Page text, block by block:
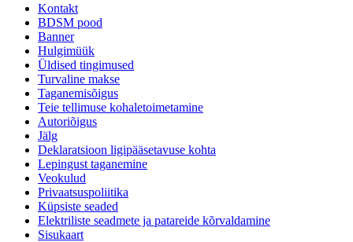
Kontakt
BDSM pood
Banner
Hulgimüük
Üldised tingimused
Turvaline makse
Taganemisõigus
Teie tellimuse kohaletoimetamine
Autoriõigus
Jälg
Deklaratsioon ligipääsetavuse kohta
Lepingust taganemine
Veokulud
Privaatsuspoliitika
Küpsiste seaded
Elektriliste seadmete ja patareide kõrvaldamine
Sisukaart